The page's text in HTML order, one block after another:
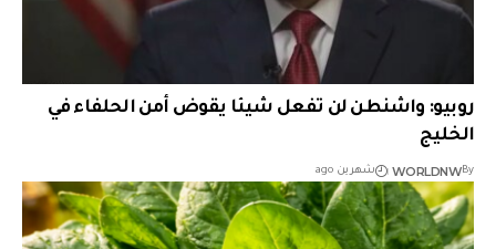
روبيو: واشنطن لن تفعل شيئا يقوض أمن الحلفاء في
الخليج
By
WORLDNW شهرين ago